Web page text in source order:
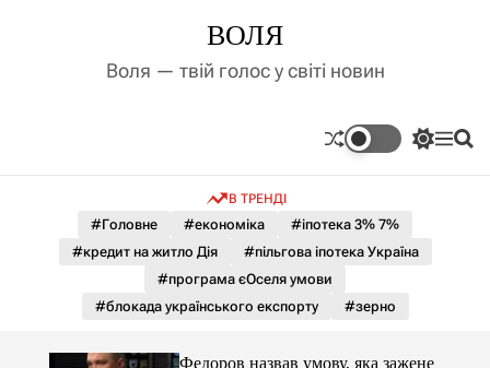
д
ВОЛЯ
Воля — твій голос у світі новин
П
м
к
к
М П
В ТРЕНДІ
#Головне #економіка
#іпотека 3% 7%
#кредит на житло Дія
#пільгова іпотека Україна
#програма єОселя умови
#блокада українського експорту
#зерно
Федоров назвав умову, яка зажене